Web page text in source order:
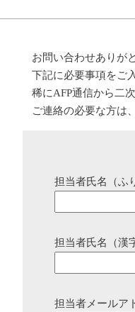
お問い合わせありが
下記に必要事項をご
稀にAFP通信から二
ご連絡の必要な方は
担当者氏名（ふ
担当者氏名（漢
担当者メールア